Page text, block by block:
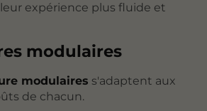
expérience plus fluide et
modulaires
modulaires s'adaptent aux
de chacun.